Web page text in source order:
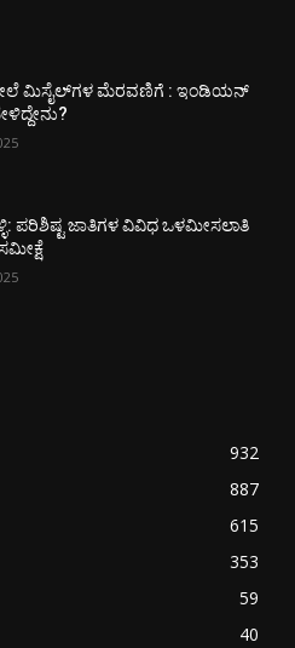
ಮಿಸೈಲ್​ಗಳ ಮೆರವಣಿಗೆ : ಇಂಡಿಯನ್
ಪರಿಶಿಷ್ಟ ಜಾತಿಗಳ ವಿವಿಧ ಒಳಮೀಸಲಾತಿ
932
887
615
353
59
40